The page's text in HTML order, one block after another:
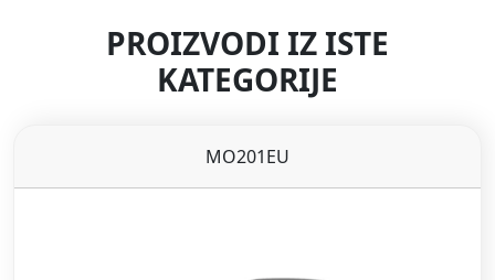
PROIZVODI IZ ISTE
KATEGORIJE
MO201EU